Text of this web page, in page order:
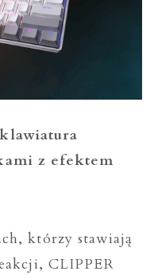
z efektem
którzy stawiają
CLIPPER